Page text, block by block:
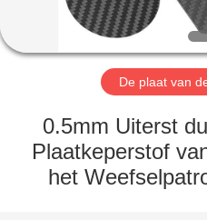
FABRIEKSREIS
CONTACTEER
De plaat van
0.5mm Uiterst
Plaatkeperstof
het